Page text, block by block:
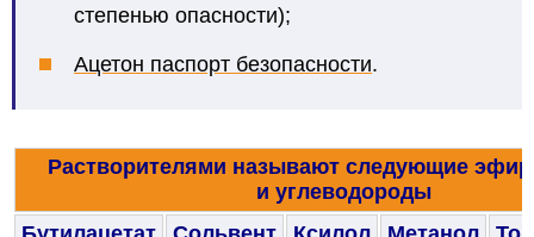
степенью опасности);
Ацетон паспорт безопасности.
Растворителями называют следующие
и углеводороды